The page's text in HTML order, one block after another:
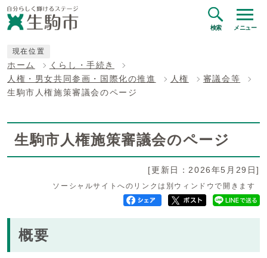
検索 メニュー
現在位置
ホーム
くらし・手続き
人権・男女共同参画・国際化の推進
人権
審議会等
生駒市人権施策審議会のページ
生駒市人権施策審議会のページ
[更新日：2026年5月29日]
ソーシャルサイトへのリンクは別ウィンドウで開きます
概要